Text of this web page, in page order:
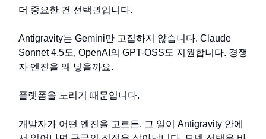
더 중요한 건 선택권입니다.
Antigravity는 Gemini만 고집하지 않습니다. Claude
Sonnet 4.5도, OpenAI의 GPT-OSS도 지원합니다. 경쟁
자 엔진을 왜 넣을까요.
플랫폼을 노리기 때문입니다.
개발자가 어떤 엔진을 고르든, 그 일이 Antigravity 안에